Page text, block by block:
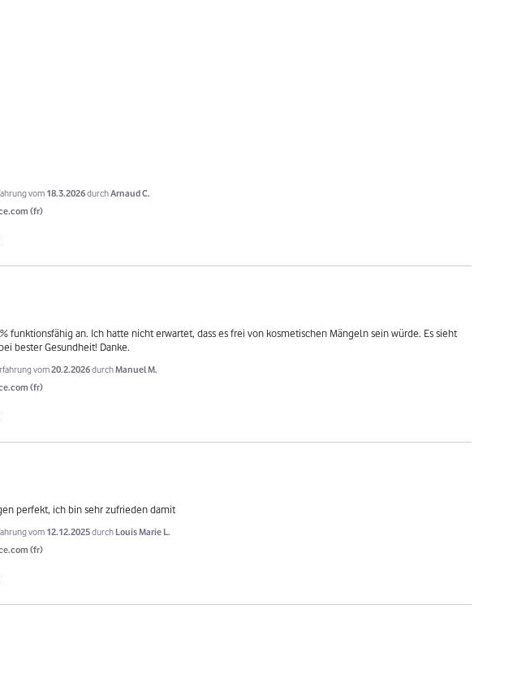
vom 18.3.2026durchArnaud C.
(fr)
funktionsfähig an. Ich hatte nicht erwartet, dass es frei von kosmetischen Mängeln sein würde. Es sieht
bester Gesundheit! Danke.
vom20.2.2026durchManuel M.
(fr)
perfekt, ich bin sehr zufrieden damit
vom 12.12.2025durch Louis Marie L.
(fr)